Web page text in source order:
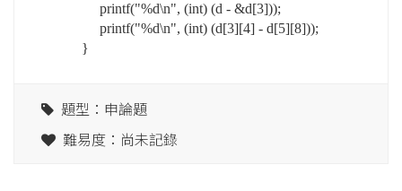
printf("%d\n", (int) (d - &d[3]));
printf("%d\n", (int) (d[3][4] - d[5][8]));
}
題型：申論題
難易度：尚未記錄